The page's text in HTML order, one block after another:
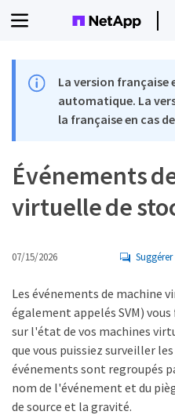
La version
automatique. La
la française en cas
Événements
virtuelle de
07/15/2026
Les événements de machine
également appelés SVM)
sur l'état de vos machines
que vous puissiez surveiller
événements sont regroupés
nom de l'événement et du
de source et la gravité.